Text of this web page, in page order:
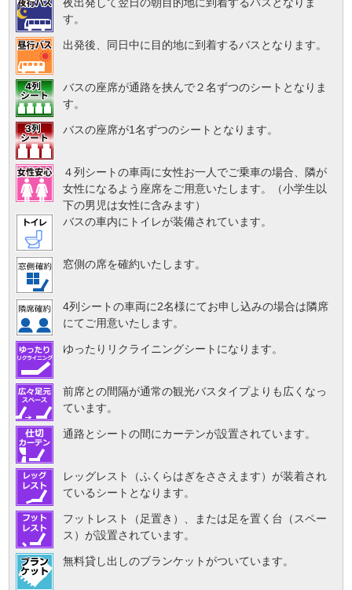
夜出発して翌日の朝目的地に到着するバスとなりま
す。
出発後、同日中に目的地に到着するバスとなります。
バスの座席が通路を挟んで２名ずつのシートとなりま
す。
バスの座席が1名ずつのシートとなります。
４列シートの車両に女性お一人でご乗車の場合、隣が
女性になるよう座席をご用意いたします。（小学生以
下の男児は女性に含みます）
バスの車内にトイレが装備されています。
窓側の席を確約いたします。
4列シートの車両に2名様にてお申し込みの場合は隣席
にてご用意いたします。
ゆったりリクライニングシートになります。
前席との間隔が通常の観光バスタイプよりも広くなっ
ています。
通路とシートの間にカーテンが設置されています。
レッグレスト（ふくらはぎをささえます）が装着され
ているシートとなります。
フットレスト（足置き）、または足を置く台（スペー
ス）が設置されています。
無料貸し出しのブランケットがついています。